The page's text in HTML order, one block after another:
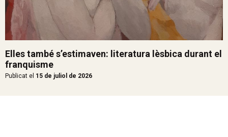
Elles també s’estimaven: literatura lèsbica durant el
franquisme
Publicat el 15 de juliol de 2026